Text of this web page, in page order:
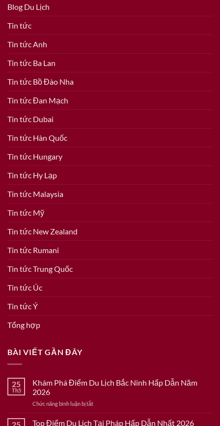
Blog Du Lịch
Tin tức
Tin tức Anh
Tin tức Ba Lan
Tin tức Bồ Đào Nha
Tin tức Đan Mạch
Tin tức Dubai
Tin tức Hàn Quốc
Tin tức Hungary
Tin tức Hy Lạp
Tin tức Malaysia
Tin tức Mỹ
Tin tức New Zealand
Tin tức Rumani
Tin tức Trung Quốc
Tin tức Úc
Tin tức Ý
Tổng hợp
BÀI VIẾT GẦN ĐÂY
25
Th5
Khám Phá Điểm Du Lịch Bắc Ninh Hấp Dẫn Năm
2026
Chức năng bình luận bị tắtở
Phá
Top Điểm Du Lịch Tại Pháp Hấp Dẫn Nhất 2026